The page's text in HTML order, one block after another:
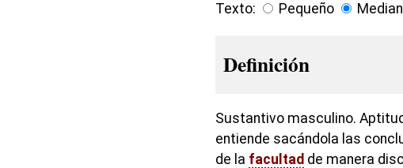
Texto: Pequeño
Definición
Sustantivo masculino.
entiende sacándola las
de la facultad de manera